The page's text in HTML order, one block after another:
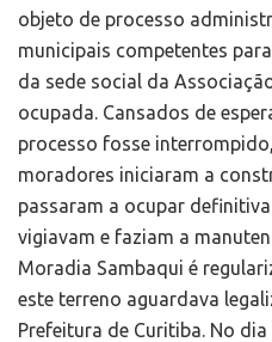
objeto de processo
municipais competentes
da sede social da
ocupada. Cansados de
processo fosse
moradores iniciaram a
passaram a ocupar
vigiavam e faziam a
Moradia Sambaqui é
este terreno aguardava
Prefeitura de Curitiba. No